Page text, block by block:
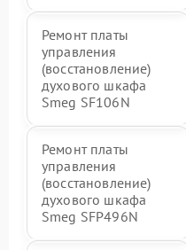
Ремонт платы
управления
(восстановление)
духового шкафа
Smeg SF106N
Ремонт платы
управления
(восстановление)
духового шкафа
Smeg SFP496N